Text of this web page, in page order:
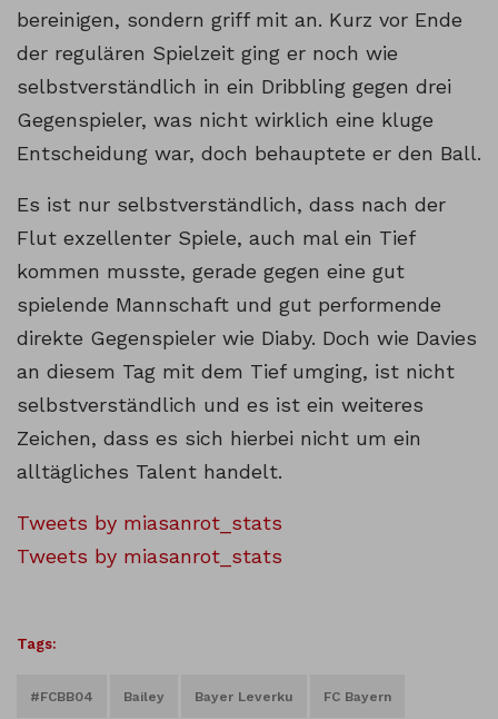
bereinigen, sondern griff mit an. Kurz vor Ende
der regulären Spielzeit ging er noch wie
selbstverständlich in ein Dribbling gegen drei
Gegenspieler, was nicht wirklich eine kluge
Entscheidung war, doch behauptete er den Ball.
Es ist nur selbstverständlich, dass nach der
Flut exzellenter Spiele, auch mal ein Tief
kommen musste, gerade gegen eine gut
spielende Mannschaft und gut performende
direkte Gegenspieler wie Diaby. Doch wie Davies
an diesem Tag mit dem Tief umging, ist nicht
selbstverständlich und es ist ein weiteres
Zeichen, dass es sich hierbei nicht um ein
alltägliches Talent handelt.
Tweets by miasanrot_stats
Tweets by miasanrot_stats
Tags:
#FCBB04 Bailey Bayer Leverku FC Bayern